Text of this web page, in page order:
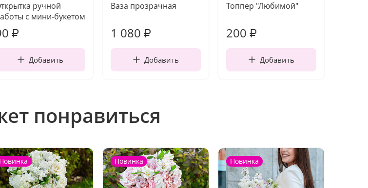
ручной
с мини-букетом
₽
Добавить
Ваза прозрачная
1 080 ₽
Добавить
Топпер "Любимой"
200 ₽
Добавить
понравиться
Новинка Новинка Новинка